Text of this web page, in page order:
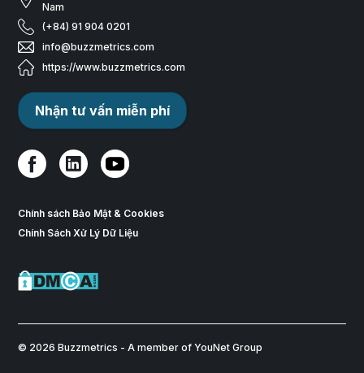
Nam
(+84) 91 904 0201
info@buzzmetrics.com
https://www.buzzmetrics.com
Nhận tư vấn miễn phí
Chính sách Bảo Mật & Cookies
Chính Sách Xử Lý Dữ Liệu
© 2026 Buzzmetrics - A member of YouNet Group